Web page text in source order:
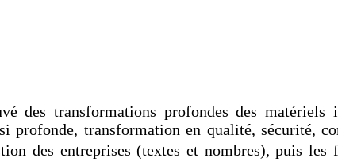
des transformations profondes des
profonde, transformation en qualité, sécurité,
des entreprises (textes et nombres), puis